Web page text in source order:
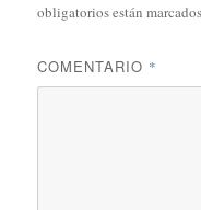
obligatorios están
COMENTARIO *